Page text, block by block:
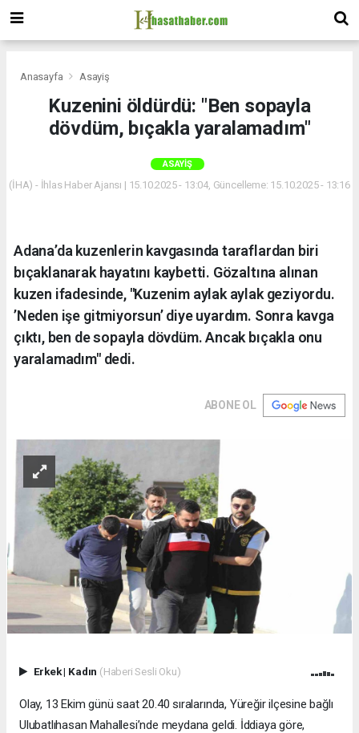
Anasayfa Asayiş
Kuzenini öldürdü: "Ben sopayla
dövdüm, bıçakla yaralamadım"
ASAYIŞ
(İHA) - İhlas Haber Ajansı | 15.10.2025 - 13:04, Güncelleme: 15.10.2025 - 13:16
Adana’da kuzenlerin kavgasında taraflardan biri
bıçaklanarak hayatını kaybetti. Gözaltına alınan
kuzen ifadesinde, "Kuzenim aylak aylak geziyordu.
’Neden işe gitmiyorsun’ diye uyardım. Sonra kavga
çıktı, ben de sopayla dövdüm. Ancak bıçakla onu
yaralamadım" dedi.
ABONE OL
Erkek| Kadın (Haberi Sesli Oku)
Olay, 13 Ekim günü saat 20.40 sıralarında, Yüreğir ilçesine bağlı
Ulubatlıhasan Mahallesi’nde meydana geldi. İddiaya göre,